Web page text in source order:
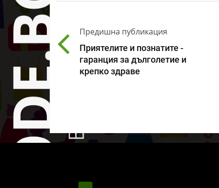
Предишна публикация
Приятелите и познатите -
гаранция за дълголетие и
крепко здраве